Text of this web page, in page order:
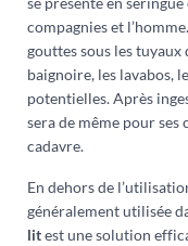
compagnies et
gouttes sous les tuyaux
baignoire, les lavabos,
potentielles. Après
sera de même pour
cadavre.
En dehors de
généralement utilisée
litest une solution